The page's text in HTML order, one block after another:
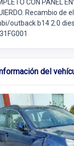
CON PANEL
Recambio de
outback b14 2.0
del